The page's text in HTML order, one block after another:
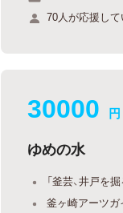
70人が応援して
30000 円
ゆめの水
「釜芸、井戸を
釜ヶ崎アーツガ